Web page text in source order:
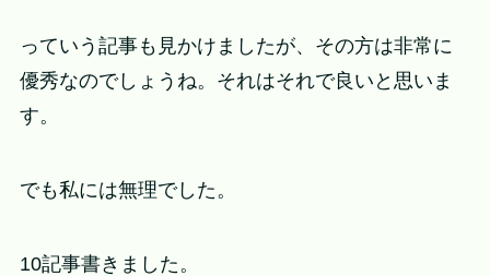
っていう記事も見かけましたが、その方は非常に
優秀なのでしょうね。それはそれで良いと思いま
す。
でも私には無理でした。
10記事書きました。